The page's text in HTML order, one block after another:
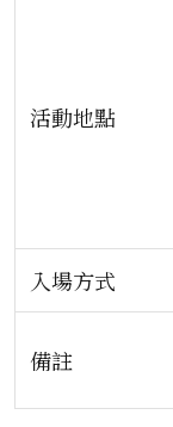
活動地點
入場方式
備註